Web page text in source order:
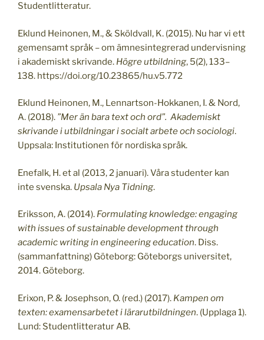
Studentlitteratur.
Eklund Heinonen, M., & Sköldvall, K. (2015). Nu har vi ett
gemensamt språk – om ämnesintegrerad undervisning
i akademiskt skrivande. Högre utbildning, 5(2), 133–
138. https://doi.org/10.23865/hu.v5.772
Eklund Heinonen, M., Lennartson-Hokkanen, I. & Nord,
A. (2018). ”Mer än bara text och ord”. Akademiskt
skrivande i utbildningar i socialt arbete och sociologi.
Uppsala: Institutionen för nordiska språk.
Enefalk, H. et al (2013, 2 januari). Våra studenter kan
inte svenska. Upsala Nya Tidning.
Eriksson, A. (2014). Formulating knowledge: engaging
with issues of sustainable development through
academic writing in engineering education. Diss.
(sammanfattning) Göteborg: Göteborgs universitet,
2014. Göteborg.
Erixon, P. & Josephson, O. (red.) (2017). Kampen om
texten: examensarbetet i lärarutbildningen. (Upplaga 1).
Lund: Studentlitteratur AB.